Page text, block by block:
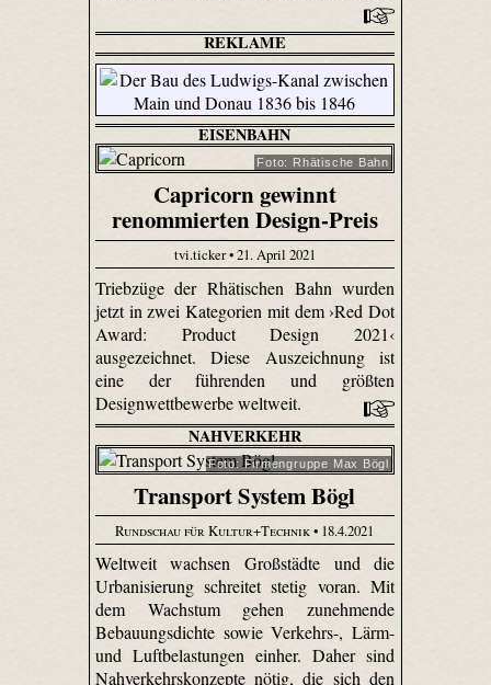
REKLAME
EISENBAHN
Foto: Rhätische Bahn
Capricorn gewinnt
renommierten Design-Preis
tvi.ticker • 21. April 2021
Triebzüge der Rhätischen Bahn wurden
jetzt in zwei Kategorien mit dem ›Red Dot
Award: Product Design 2021‹
ausgezeichnet. Diese Auszeichnung ist
eine der führenden und größten
Designwettbewerbe weltweit.
NAHVERKEHR
Foto: Firmengruppe Max Bögl
Transport System Bögl
Rundschau für Kultur+Technik• 18.4.2021
Weltweit wachsen Großstädte und die
Urbanisierung schreitet stetig voran. Mit
dem Wachstum gehen zunehmende
Bebauungsdichte sowie Verkehrs-, Lärm-
und Luftbelastungen einher. Daher sind
Nahverkehrskonzepte nötig, die sich den